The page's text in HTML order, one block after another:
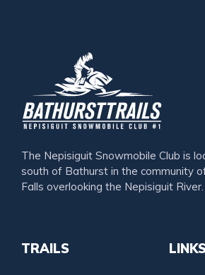
The Nepisiguit Snowmobile Club is
south of Bathurst in the community
Falls overlooking the Nepisiguit River.
TRAILS